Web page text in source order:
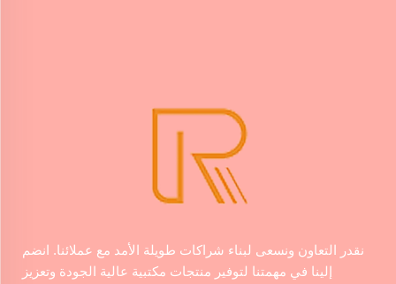
نقدر التعاون ونسعى لبناء شراكات طويلة الأمد مع عملائنا. انضم
إلينا في مهمتنا لتوفير منتجات مكتبية عالية الجودة وتعزيز